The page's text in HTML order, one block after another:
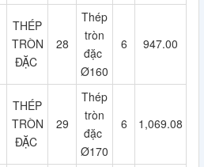
THÉP
TRÒN
ĐẶC
28
Thép
tròn
đặc
Ø160
6 947.00
THÉP
TRÒN
ĐẶC
29
Thép
tròn
đặc
Ø170
6 1,069.08